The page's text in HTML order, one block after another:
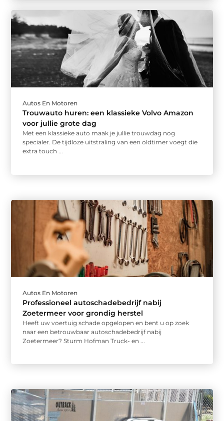
Autos En Motoren
Trouwauto huren: een klassieke Volvo Amazon
voor jullie grote dag
Met een klassieke auto maak je jullie trouwdag nog
specialer. De tijdloze uitstraling van een oldtimer voegt die
extra touch ...
Autos En Motoren
Professioneel autoschadebedrijf nabij
Zoetermeer voor grondig herstel
Heeft uw voertuig schade opgelopen en bent u op zoek
naar een betrouwbaar autoschadebedrijf nabij
Zoetermeer? Sturm Hofman Truck- en ...